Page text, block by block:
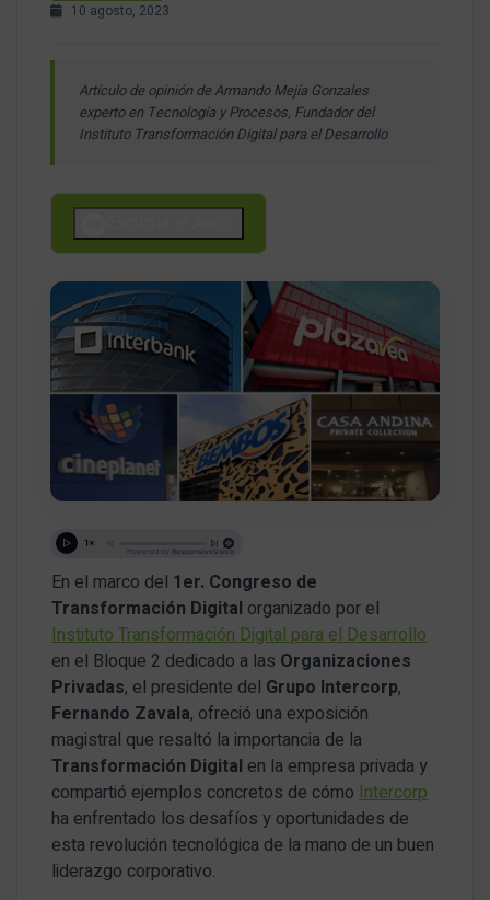
10 agosto, 2023
Artículo de opinión de Armando Mejía Gonzales
experto en Tecnología y Procesos, Fundador del
Instituto Transformación Digital para el Desarrollo
En el marco del 1er. Congreso de
Transformación Digital organizado por el
Instituto Transformación Digital para el Desarrollo
en el Bloque 2 dedicado a las Organizaciones
Privadas, el presidente del Grupo Intercorp,
Fernando Zavala, ofreció una exposición
magistral que resaltó la importancia de la
Transformación Digital en la empresa privada y
compartió ejemplos concretos de cómoIntercorp
ha enfrentado los desafíos y oportunidades de
esta revolución tecnológica de la mano de un buen
liderazgo corporativo.